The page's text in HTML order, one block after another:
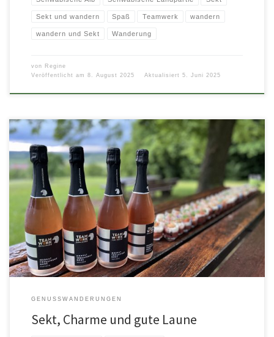
Sekt und wandern Spaß Teamwerk wandern
wandern und Sekt Wanderung
von Regine
Veröffentlicht am 8. August 2025 Aktualisiert 5. Juni 2025
…denn die Welt gehört dem, der Sie genießt…(G.Leopardi) Man kann
spazieren gehen, ohne Sekt zu trinken. Man kann aber auch […]
GENUSSWANDERUNGEN
Sekt, Charme und gute Laune